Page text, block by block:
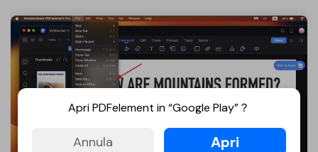
Apri PDFelement in “Google Play”？
Annula Apri